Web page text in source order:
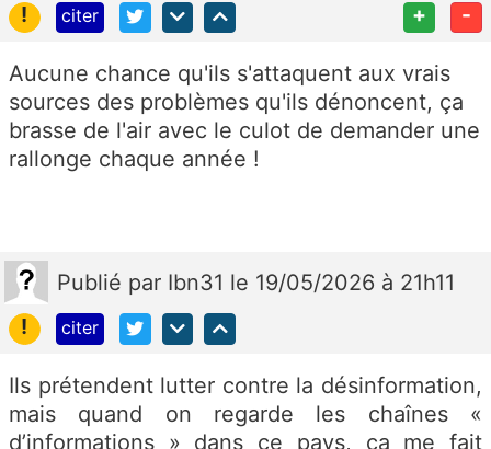
!
citer + -
Aucune chance qu'ils s'attaquent aux vrais
sources des problèmes qu'ils dénoncent, ça
brasse de l'air avec le culot de demander une
rallonge chaque année !
Publié par Ibn31 le 19/05/2026 à 21h11
!
citer
Ils prétendent lutter contre la désinformation,
mais quand on regarde les chaînes «
d’informations » dans ce pays, ça me fait